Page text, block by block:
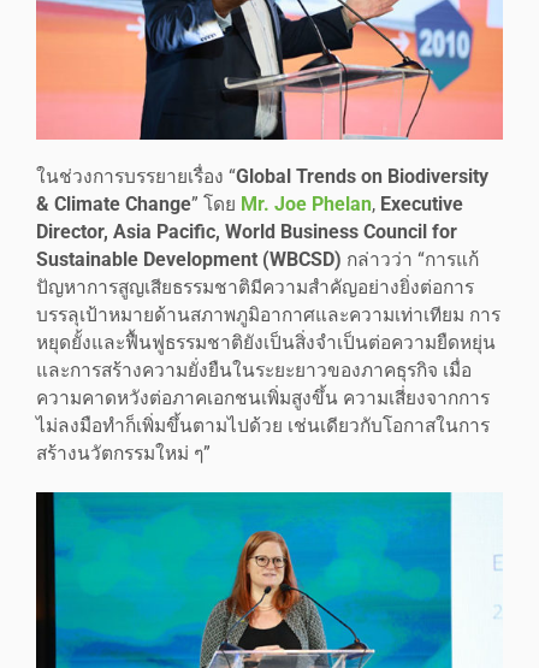
ในช่วงการบรรยายเรื่อง “Global Trends on Biodiversity
& Climate Change” โดย Mr. Joe Phelan, Executive
Director, Asia Pacific, World Business Council for
Sustainable Development (WBCSD) กล่าวว่า “การแก้
ปัญหาการสูญเสียธรรมชาติมีความสำคัญอย่างยิ่งต่อการ
บรรลุเป้าหมายด้านสภาพภูมิอากาศและความเท่าเทียม การ
หยุดยั้งและฟื้นฟูธรรมชาติยังเป็นสิ่งจำเป็นต่อความยืดหยุ่น
และการสร้างความยั่งยืนในระยะยาวของภาคธุรกิจ เมื่อ
ความคาดหวังต่อภาคเอกชนเพิ่มสูงขึ้น ความเสี่ยงจากการ
ไม่ลงมือทำก็เพิ่มขึ้นตามไปด้วย เช่นเดียวกับโอกาสในการ
สร้างนวัตกรรมใหม่ ๆ”